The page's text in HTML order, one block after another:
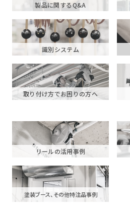
製品に関するQ&A
識別システム
取り付け方でお困りの方へ
リールの活用事例
塗装ブース、その他特注品事例